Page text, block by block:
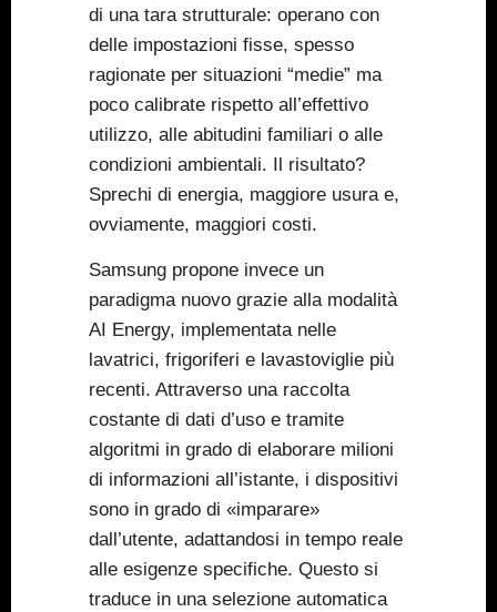
di una tara strutturale: operano con
delle impostazioni fisse, spesso
ragionate per situazioni “medie” ma
poco calibrate rispetto all’effettivo
utilizzo, alle abitudini familiari o alle
condizioni ambientali. Il risultato?
Sprechi di energia, maggiore usura e,
ovviamente, maggiori costi.
Samsung propone invece un
paradigma nuovo grazie alla modalità
AI Energy, implementata nelle
lavatrici, frigoriferi e lavastoviglie più
recenti. Attraverso una raccolta
costante di dati d’uso e tramite
algoritmi in grado di elaborare milioni
di informazioni all’istante, i dispositivi
sono in grado di «imparare»
dall’utente, adattandosi in tempo reale
alle esigenze specifiche. Questo si
traduce in una selezione automatica